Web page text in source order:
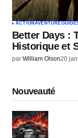
ACTIONAVENTURE
Better Days :
Historique et
par William Olson20
Nouveauté